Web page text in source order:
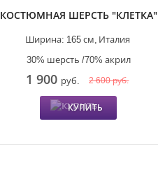
КОСТЮМНАЯ ШЕРСТЬ "КЛЕТКА"
Италия
Ширина: 165 см,
30% шерсть /70% акрил
1 900 руб. 2 600 руб.
КУПИТЬ